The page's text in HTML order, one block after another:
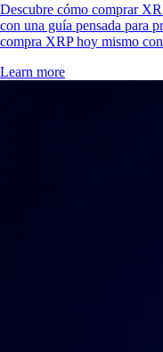
Descubre cómo comprar
con una guía pensada para
compra XRP hoy mismo
Learn more